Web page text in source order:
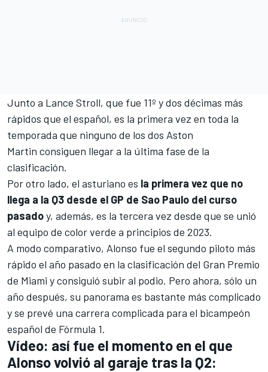
Junto a Lance Stroll, que fue 11º y dos décimas más
rápidos que el español, es la primera vez en toda la
temporada que ninguno de los dos Aston
Martin consiguen llegar a la última fase de la
clasificación.
Por otro lado, el asturiano es la primera vez que no
llega a la Q3 desde el GP de Sao Paulo del curso
pasadoy, además, es la tercera vez desde que se unió
al equipo de color verde a principios de 2023.
A modo comparativo, Alonso fue el segundo piloto más
rápido el año pasado en la clasificación del Gran Premio
de Miami y consiguió subir al podio. Pero ahora, sólo un
año después, su panorama es bastante más complicado
y se prevé una carrera complicada para el bicampeón
español de Fórmula 1.
Vídeo: así fue el momento en el que
Alonso volvió al garaje tras la Q2: